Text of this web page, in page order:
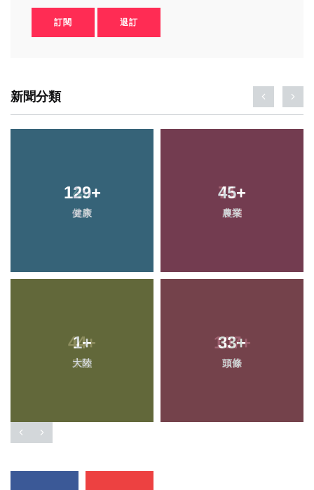
訂閱 退訂
新聞分類
129+
健康
45+
農業
1+
大陸
33+
頭條